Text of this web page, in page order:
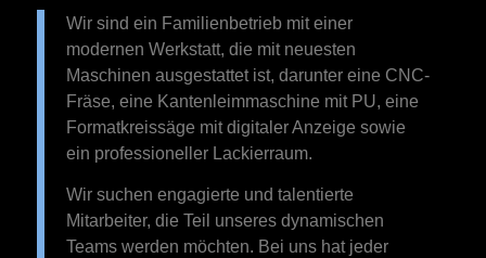
Wir sind ein Familienbetrieb mit einer
modernen Werkstatt, die mit neuesten
Maschinen ausgestattet ist, darunter eine CNC-
Fräse, eine Kantenleimmaschine mit PU, eine
Formatkreissäge mit digitaler Anzeige sowie
ein professioneller Lackierraum.
Wir suchen engagierte und talentierte
Mitarbeiter, die Teil unseres dynamischen
Teams werden möchten. Bei uns hat jeder